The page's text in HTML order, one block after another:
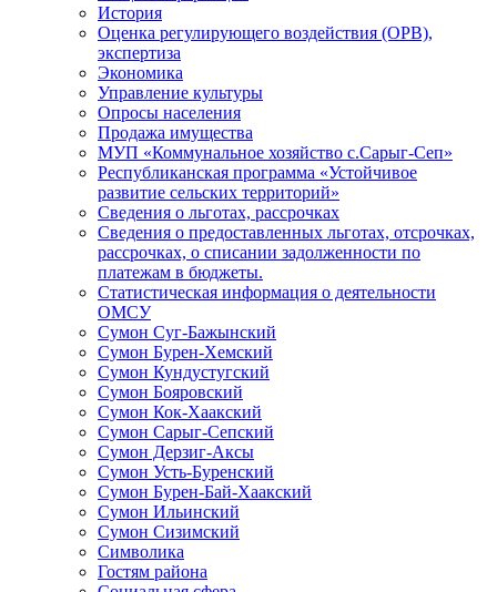
История
Оценка регулирующего воздействия (ОРВ),
экспертиза
Экономика
Управление культуры
Опросы населения
Продажа имущества
МУП «Коммунальное хозяйство с.Сарыг-Сеп»
Республиканская программа «Устойчивое
развитие сельских территорий»
Сведения о льготах, рассрочках
Сведения о предоставленных льготах, отсрочках,
рассрочках, о списании задолженности по
платежам в бюджеты.
Статистическая информация о деятельности
ОМСУ
Сумон Суг-Бажынский
Сумон Бурен-Хемский
Сумон Кундустугский
Сумон Бояровский
Сумон Кок-Хаакский
Сумон Сарыг-Сепский
Сумон Дерзиг-Аксы
Сумон Усть-Буренский
Сумон Бурен-Бай-Хаакский
Сумон Ильинский
Сумон Сизимский
Символика
Гостям района